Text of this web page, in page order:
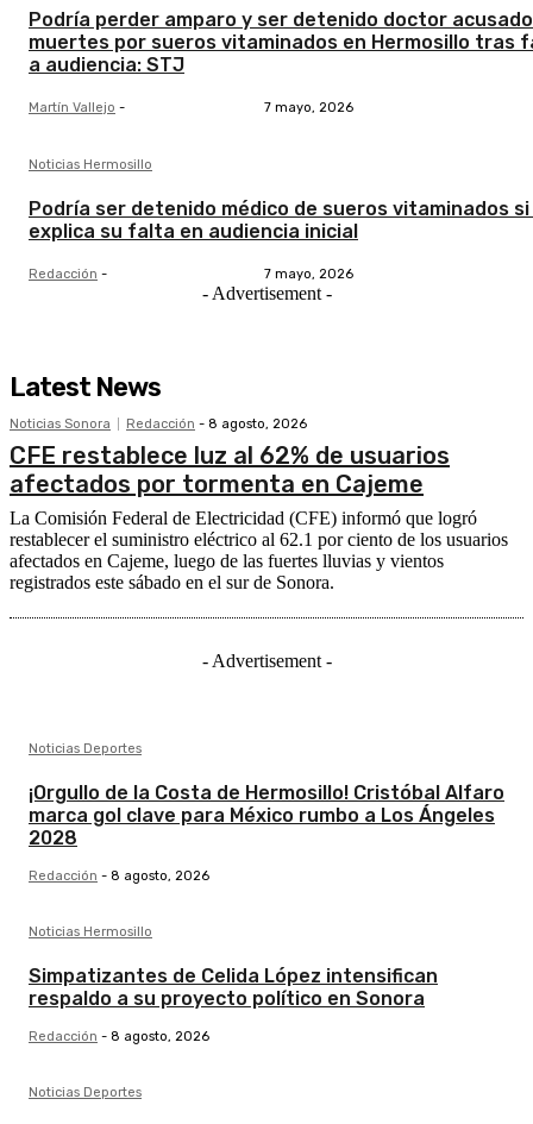
Podría perder amparo y ser detenido doctor
muertes por sueros vitaminados en Hermosillo tras
a audiencia: STJ
Martín Vallejo - 7 mayo, 2026
Noticias Hermosillo
Podría ser detenido médico de sueros vitaminados si
explica su falta en audiencia inicial
Redacción - 7 mayo, 2026
- Advertisement -
Latest News
Noticias Sonora Redacción - 8 agosto, 2026
CFE restablece luz al 62% de usuarios
afectados por tormenta en Cajeme
La Comisión Federal de Electricidad (CFE) informó que logró
restablecer el suministro eléctrico al 62.1 por ciento de los usuarios
afectados en Cajeme, luego de las fuertes lluvias y vientos
registrados este sábado en el sur de Sonora.
- Advertisement -
Noticias Deportes
¡Orgullo de la Costa de Hermosillo! Cristóbal Alfaro
marca gol clave para México rumbo a Los Ángeles
2028
Redacción - 8 agosto, 2026
Noticias Hermosillo
Simpatizantes de Celida López intensifican
respaldo a su proyecto político en Sonora
Redacción - 8 agosto, 2026
Noticias Deportes